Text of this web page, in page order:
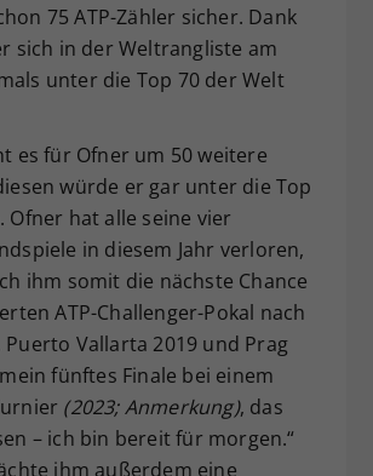
75 ATP-Zähler sicher. Dank
sich in der Weltrangliste am
unter die Top 70 der Welt
es für Ofner um 50 weitere
würde er gar unter die Top
Ofner hat alle seine vier
in diesem Jahr verloren,
ihm somit die nächste Chance
ATP-Challenger-Pokal nach
Puerto Vallarta 2019 und Prag
fünftes Finale bei einem
(2023; Anmerkung), das
– ich bin bereit für morgen.“
ihm außerdem eine